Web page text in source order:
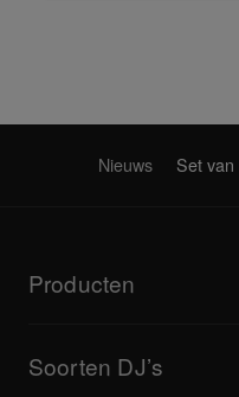
Nieuws Set
Producten
Dj-mixers
Alles-in-één DJ-systemen
Soorten DJ’s